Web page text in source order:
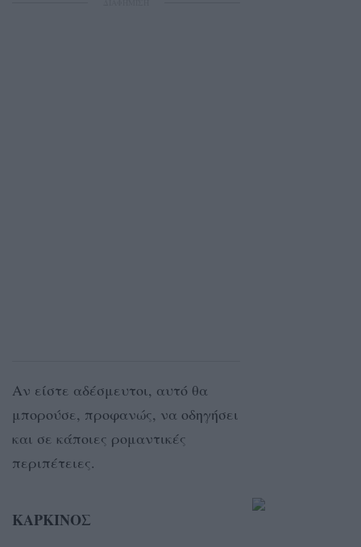
Αν είστε αδέσμευτοι, αυτό θα
μπορούσε, προφανώς, να οδηγήσει
και σε κάποιες ρομαντικές
περιπέτειες.
ΚΑΡΚΙΝΟΣ